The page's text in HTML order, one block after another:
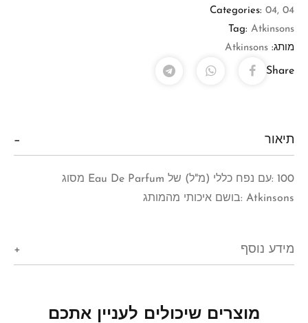
Categories: 04, 04
Tag: Atkinsons
מותג: Atkinsons
Share
תיאור
100 :עם נפח כללי (מ"ל) של Eau De Parfum מסוג
Atkinsons :בושם איכותי מהמותג
מידע נוסף
מוצרים שיכולים לעניין אתכם